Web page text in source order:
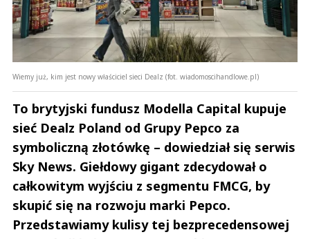
Wiemy już, kim jest nowy właściciel sieci Dealz (fot. wiadomoscihandlowe.pl)
To brytyjski fundusz Modella Capital kupuje
sieć Dealz Poland od Grupy Pepco za
symboliczną złotówkę – dowiedział się serwis
Sky News. Giełdowy gigant zdecydował o
całkowitym wyjściu z segmentu FMCG, by
skupić się na rozwoju marki Pepco.
Przedstawiamy kulisy tej bezprecedensowej